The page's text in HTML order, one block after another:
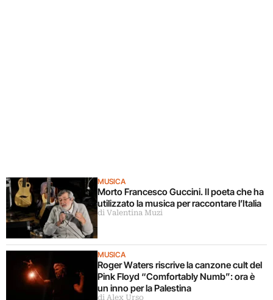
MUSICA
Morto Francesco Guccini. Il poeta che ha
utilizzato la musica per raccontare l’Italia
di Valentina Muzi
MUSICA
Roger Waters riscrive la canzone cult del
Pink Floyd “Comfortably Numb”: ora è
un inno per la Palestina
di Alex Urso